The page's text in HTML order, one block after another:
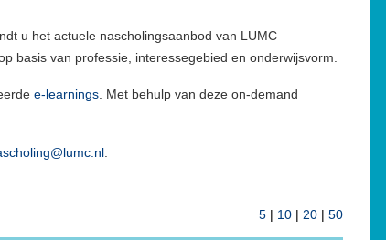
u het actuele nascholingsaanbod van LUMC
basis van professie, interessegebied en onderwijsvorm.
e-learnings . Met behulp van deze on-demand
5| 10| 20| 50